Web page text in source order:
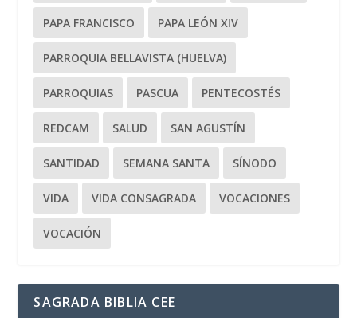
PAPA FRANCISCO PAPA LEÓN XIV
PARROQUIA BELLAVISTA (HUELVA)
PARROQUIAS PASCUA PENTECOSTÉS
REDCAM SALUD SAN AGUSTÍN
SANTIDAD SEMANA SANTA SÍNODO
VIDA VIDA CONSAGRADA VOCACIONES
VOCACIÓN
SAGRADA BIBLIA CEE